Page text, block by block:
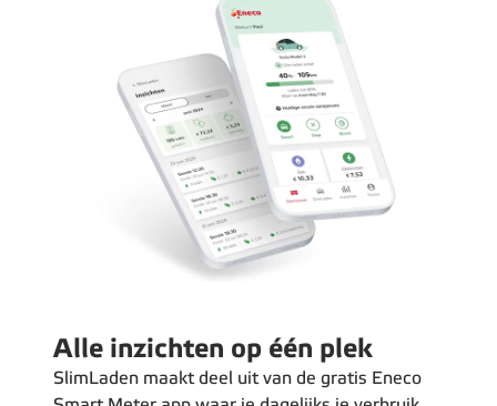
Alle inzichten op één plek
SlimLaden maakt deel uit van de gratis Eneco